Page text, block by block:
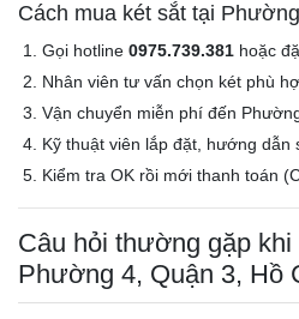
Cách mua két sắt tại
Gọi hotline 0975.739.381 hoặc
Nhân viên tư vấn chọn két phù
Vận chuyển miễn phí đến
Kỹ thuật viên lắp đặt, hướng dẫn
Kiểm tra OK rồi mới thanh toán
Câu hỏi thường gặp khi
Phường 4, Quận 3, Hồ